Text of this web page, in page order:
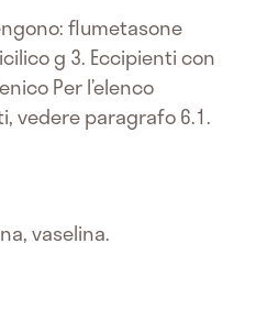
flumetasone
g 3. Eccipienti con
Per l’elenco
vedere paragrafo 6.1.
vaselina.